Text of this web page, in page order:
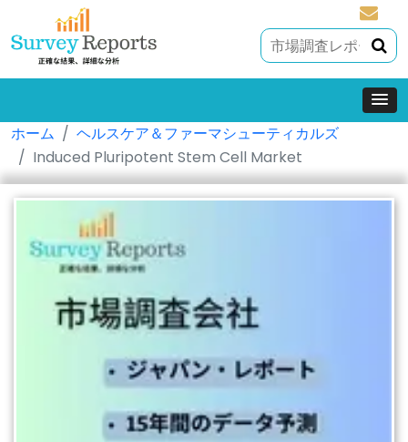
ホーム
ヘルスケア＆ファーマシューティカルズ
Induced Pluripotent Stem Cell Market